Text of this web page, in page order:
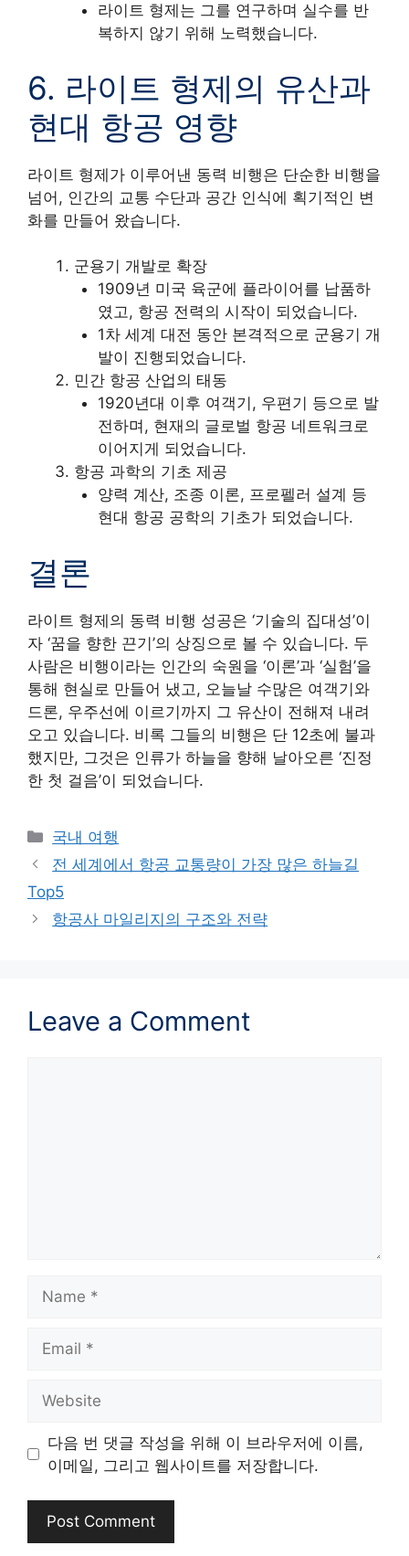
라이트 형제는 그를 연구하며 실수를 반
복하지 않기 위해 노력했습니다.
6. 라이트 형제의 유산과
현대 항공 영향
라이트 형제가 이루어낸 동력 비행은 단순한 비행을
넘어, 인간의 교통 수단과 공간 인식에 획기적인 변
화를 만들어 왔습니다.
군용기 개발로 확장
1909년 미국 육군에 플라이어를 납품하
였고, 항공 전력의 시작이 되었습니다.
1차 세계 대전 동안 본격적으로 군용기 개
발이 진행되었습니다.
민간 항공 산업의 태동
1920년대 이후 여객기, 우편기 등으로 발
전하며, 현재의 글로벌 항공 네트워크로
이어지게 되었습니다.
항공 과학의 기초 제공
양력 계산, 조종 이론, 프로펠러 설계 등
현대 항공 공학의 기초가 되었습니다.
결론
라이트 형제의 동력 비행 성공은 ‘기술의 집대성’이
자 ‘꿈을 향한 끈기’의 상징으로 볼 수 있습니다. 두
사람은 비행이라는 인간의 숙원을 ‘이론’과 ‘실험’을
통해 현실로 만들어 냈고, 오늘날 수많은 여객기와
드론, 우주선에 이르기까지 그 유산이 전해져 내려
오고 있습니다. 비록 그들의 비행은 단 12초에 불과
했지만, 그것은 인류가 하늘을 향해 날아오른 ‘진정
한 첫 걸음’이 되었습니다.
Categories
국내 여행
전 세계에서 항공 교통량이 가장 많은 하늘길
Top5
항공사 마일리지의 구조와 전략
Leave a Comment
다음 번 댓글 작성을 위해 이 브라우저에 이름,
이메일, 그리고 웹사이트를 저장합니다.